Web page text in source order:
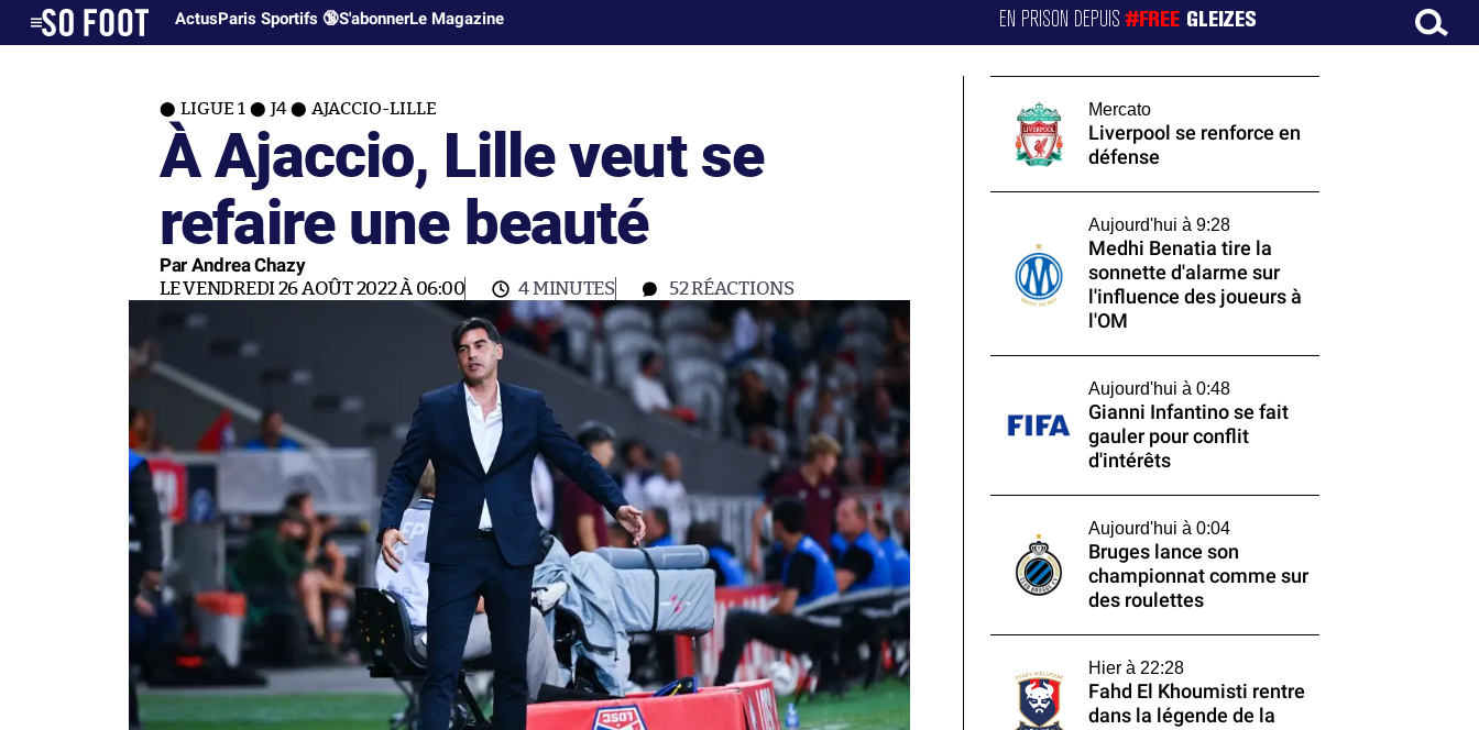
ActusParis Sportifs 🔞S'abonnerLe Magazine EN PRISON DEPUIS#FREE GLEIZES
LIGUE 1 J4 AJACCIO-LILLE
À Ajaccio, Lille veut se
refaire une beauté
Par Andrea Chazy
LE VENDREDI 26 AOÛT 2022 À 06:00 4 MINUTES 52RÉACTIONS
Mercato
Liverpool se renforce en
défense
Aujourd'hui à 9:28
Medhi Benatia tire la
sonnette d'alarme sur
l'influence des joueurs à
l'OM
Aujourd'hui à 0:48
Gianni Infantino se fait
gauler pour conflit
d'intérêts
Aujourd'hui à 0:04
Bruges lance son
championnat comme sur
des roulettes
Hier à 22:28
Fahd El Khoumisti rentre
dans la légende de la